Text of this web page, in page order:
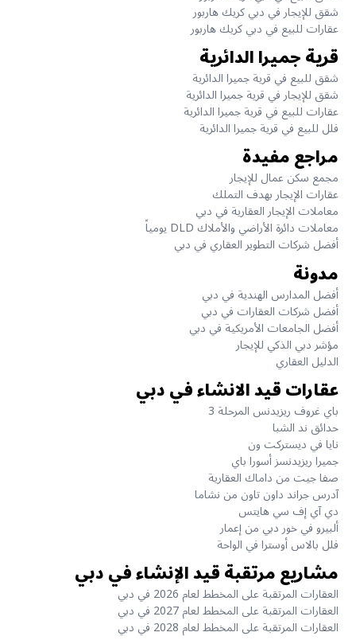
شقق للإيجار في دبي كريك هاربور
عقارات للبيع في دبي كريك هاربور
قرية جميرا الدائرية
شقق للبيع في قرية جميرا الدائرية
شقق للإيجار في قرية جميرا الدائرية
عقارات للبيع في قرية جميرا الدائرية
فلل للبيع في قرية جميرا الدائرية
مراجع مفيدة
مجمع سكن عمال للإيجار
عقارات الإيجار بهدف التملك
معاملات الإيجار العقارية في دبي
معاملات دائرة الأراضي والأملاك DLD يومياً
أفضل شركات التطوير العقاري في دبي
مدونة
أفضل المدارس الهندية في دبي
أفضل شركات العقارات في دبي
أفضل الجامعات الأمريكية في دبي
مؤشر دبي الذكي للإيجار
الدليل العقاري
عقارات قيد الانشاء في دبي
باي غروف ريزيدنس المرحلة 3
حدائق ند الشبا
نايا في ديستركت ون
جميرا ريزيدنسز أسورا باي
صفا جيت من داماك العقارية
آدرس جراند داون تاون من نشاما
دي آي إف سي هايتس
ألبيرو في خور دبي من إعمار
فلل بالاس أوسترا في الواحة
مشاريع مرتقبة قيد الإنشاء في دبي
العقارات المرتقبة على المخطط لعام 2026 في دبي
العقارات المرتقبة على المخطط لعام 2027 في دبي
العقارات المرتقبة على المخطط لعام 2028 في دبي